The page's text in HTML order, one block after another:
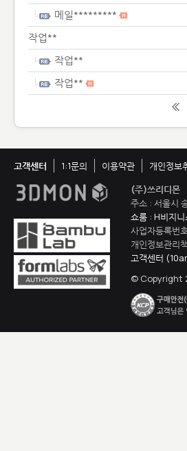
메일*********
작업**
작업**
작업**
고객센터 1:1문의 이용약관 개인정보
(주)쓰리디몬
주소 : 서울시
쇼룸 : H비지
사업자등록
개인정보관리
고객센터
© Copyright